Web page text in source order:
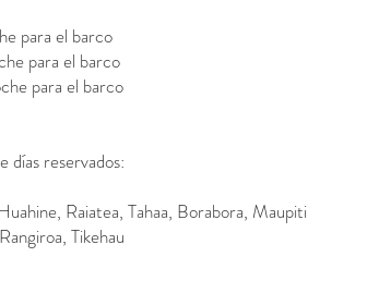
para el barco
para el barco
para el barco
días reservados:
Raiatea, Tahaa, Borabora, Maupiti
Tikehau